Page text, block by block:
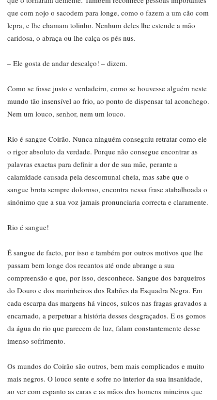
que com nojo o sacodem para longe, como o fazem a um cão com
lepra, e lhe chamam tolinho. Nenhum deles lhe estende a mão
caridosa, o abraça ou lhe calça os pés nus.
– Ele gosta de andar descalço! – dizem.
Como se fosse justo e verdadeiro, como se houvesse alguém neste
mundo tão insensível ao frio, ao ponto de dispensar tal aconchego.
Nem um louco, senhor, nem um louco.
Rio é sangue Coirão. Nunca ninguém conseguiu retratar como ele
o rigor absoluto da verdade. Porque não consegue encontrar as
palavras exactas para definir a dor de sua mãe, perante a
calamidade causada pela descomunal cheia, mas sabe que o
sangue brota sempre doloroso, encontra nessa frase atabalhoada o
sinónimo que a sua voz jamais pronunciaria correcta e claramente.
Rio é sangue!
É sangue de facto, por isso e também por outros motivos que lhe
passam bem longe dos recantos até onde abrange a sua
compreensão e que, por isso, desconhece. Sangue dos barqueiros
do Douro e dos marinheiros dos Rabões da Esquadra Negra. Em
cada escarpa das margens há vincos, sulcos nas fragas gravados a
encarnado, a perpetuar a história desses desgraçados. E os gomos
da água do rio que parecem de luz, falam constantemente desse
imenso sofrimento.
Os mundos do Coirão são outros, bem mais complicados e muito
mais negros. O louco sente e sofre no interior da sua insanidade,
ao ver com espanto as caras e as mãos dos homens mineiros que